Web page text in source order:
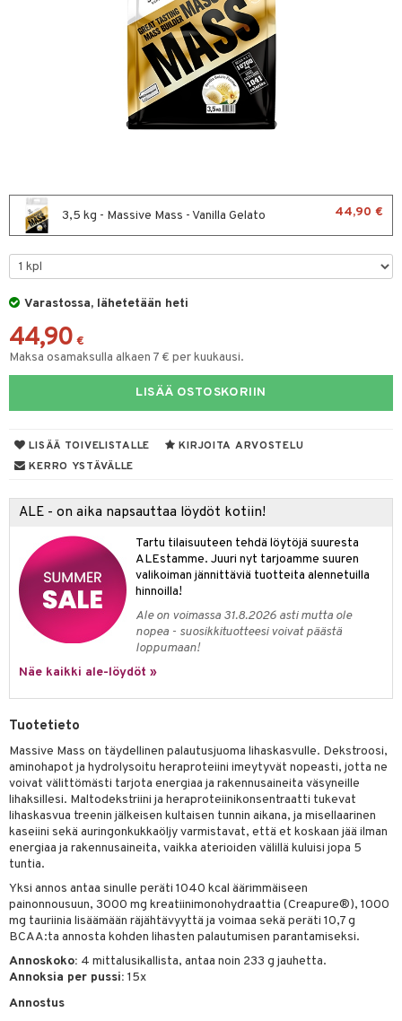
3,5 kg - Massive Mass - Vanilla Gelato 44,90 €
Varastossa, lähetetään heti
44,90 €
Maksa osamaksulla alkaen 7 € per kuukausi.
LISÄÄ OSTOSKORIIN
LISÄÄ TOIVELISTALLE
KIRJOITA ARVOSTELU
KERRO YSTÄVÄLLE
ALE - on aika napsauttaa löydöt kotiin!
Tartu tilaisuuteen tehdä löytöjä suuresta
ALEstamme. Juuri nyt tarjoamme suuren
valikoiman jännittäviä tuotteita alennetuilla
hinnoilla!
Ale on voimassa 31.8.2026 asti mutta ole
nopea - suosikkituotteesi voivat päästä
loppumaan!
Näe kaikki ale-löydöt »
Tuotetieto
Massive Mass on täydellinen palautusjuoma lihaskasvulle. Dekstroosi,
aminohapot ja hydrolysoitu heraproteiini imeytyvät nopeasti, jotta ne
voivat välittömästi tarjota energiaa ja rakennusaineita väsyneille
lihaksillesi. Maltodekstriini ja heraproteiinikonsentraatti tukevat
lihaskasvua treenin jälkeisen kultaisen tunnin aikana, ja misellaarinen
kaseiini sekä auringonkukkaöljy varmistavat, että et koskaan jää ilman
energiaa ja rakennusaineita, vaikka aterioiden välillä kuluisi jopa 5
tuntia.
Yksi annos antaa sinulle peräti 1040 kcal äärimmäiseen
painonnousuun, 3000 mg kreatiinimonohydraattia (Creapure®), 1000
mg tauriinia lisäämään räjähtävyyttä ja voimaa sekä peräti 10,7 g
BCAA:ta annosta kohden lihasten palautumisen parantamiseksi.
Annoskoko: 4 mittalusikallista, antaa noin 233 g jauhetta.
Annoksia per pussi: 15x
Annostus
proteiini
Tabletit
parantajat
& vastauksia